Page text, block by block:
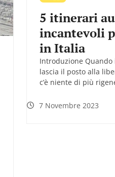
5 itinerari
incantevoli
in Italia
Introduzione
lascia il posto alla
c’è niente di più
7 Novembre 2023